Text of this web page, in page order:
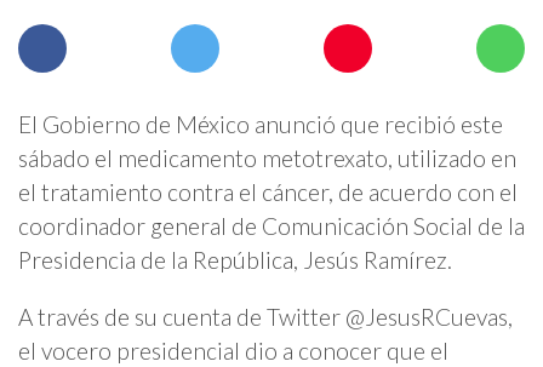
El Gobierno de México anunció que recibió este
sábado el medicamento metotrexato, utilizado en
el tratamiento contra el cáncer, de acuerdo con el
coordinador general de Comunicación Social de la
Presidencia de la República, Jesús Ramírez.
A través de su cuenta de Twitter @JesusRCuevas,
el vocero presidencial dio a conocer que el